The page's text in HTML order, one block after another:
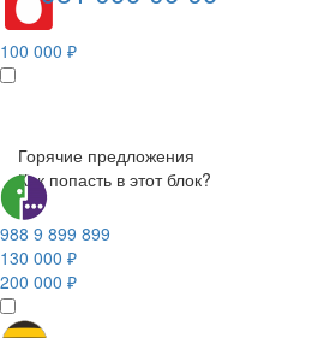
100 000 ₽
Горячие предложения
Как попасть в этот блок?
988 9 899 899
130 000 ₽
200 000 ₽